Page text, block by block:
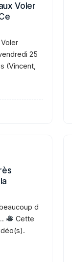
Voler
25
(Vincent,
d
Cette